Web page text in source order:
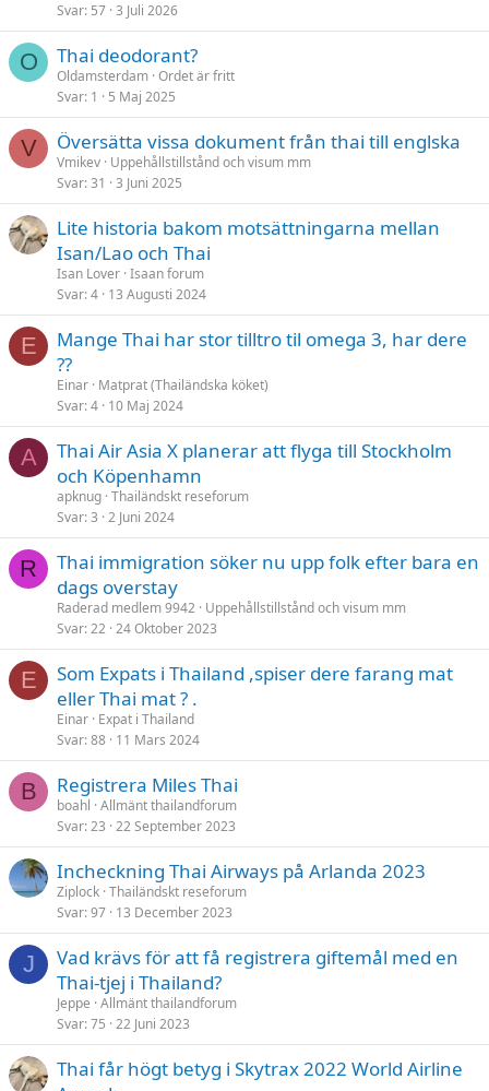
Svar 57 3 Juli 2026
O Thai deodorant?
Oldamsterdam Ordet är fritt
Svar 1 5 Maj 2025
V Översätta vissa dokument från thai till englska
Vmikev Uppehållstillstånd och visum mm
Svar 31 3 Juni 2025
Lite historia bakom motsättningarna mellan
Isan/Lao och Thai
Isan Lover Isaan forum
Svar 4 13 Augusti 2024
E
Mange Thai har stor tilltro til omega 3, har dere
??
Einar Matprat (Thailändska köket)
Svar 4 10 Maj 2024
A
Thai Air Asia X planerar att flyga till Stockholm
och Köpenhamn
apknug Thailändskt reseforum
Svar 3 2 Juni 2024
R
Thai immigration söker nu upp folk efter bara en
dags overstay
Raderad medlem 9942 Uppehållstillstånd och visum mm
Svar 22 24 Oktober 2023
E
Som Expats i Thailand ,spiser dere farang mat
eller Thai mat ? .
Einar Expat i Thailand
Svar 88 11 Mars 2024
B Registrera Miles Thai
boahl Allmänt thailandforum
Svar 23 22 September 2023
Incheckning Thai Airways på Arlanda 2023
Ziplock Thailändskt reseforum
Svar 97 13 December 2023
J
Vad krävs för att få registrera giftemål med en
Thai-tjej i Thailand?
Jeppe Allmänt thailandforum
Svar 75 22 Juni 2023
Thai får högt betyg i Skytrax 2022 World Airline